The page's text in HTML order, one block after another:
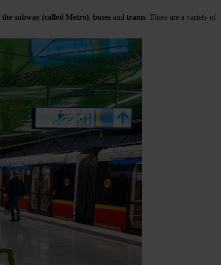
the subway (called Metro), buses and trams. There are a variety of